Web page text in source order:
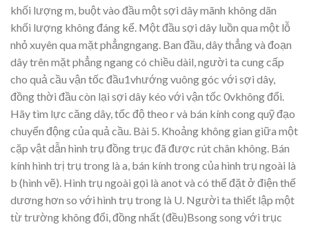
khối lượngm, buột vào đầu mộtsợi dây mãnh không dãn
khối lượng khôngđáng kể. Một đầu sợi dây luồn qua một lỗ
nhỏxuyên qua mặt phẳngngang. Ban đầu,dâythẳngvà đoạn
dâytrên mặtphẳngngangcó chiều dàil,người ta cungcấp
cho quả cầu vận tốc đầu1vhướng vuông góc với sợi dây,
đồng thời đầu còn lại sợi dây kéo với vận tốc 0vkhông đổi.
Hãy tìm lực căng dây, tốc độtheo r và bán kính cong quỹđạo
chuyển động của quả cầu. Bài 5. Khoảng khônggian giữa một
cặp vậtdẫn hình trụ đồngtrục đã được rútchân không. Bán
kính hình trị trụ trong là a, bán kính trongcủa hình trụ ngoài là
b (hình vẽ). Hình trụ ngoài gọi là anotvà có thể đặtở điện thế
dươnghơn so với hình trụ trong là U. Người ta thiết lập một
từtrường khôngđổi,đồngnhất(đều)Bsongsongvới trục